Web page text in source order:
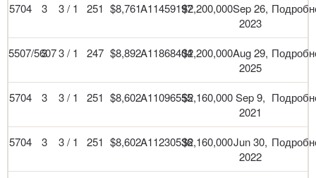
5704 3 3 / 1 251 $8,761A11459197$2,200,000Sep 26,
2023
5507/5607
3 3 / 1 247 $8,892A11868404$2,200,000Aug 29,
2025
5704 3 3 / 1 251 $8,602A11096555$2,160,000 Sep 9,
2021
5704 3 3 / 1 251 $8,602A11230536$2,160,000Jun 30,
2022